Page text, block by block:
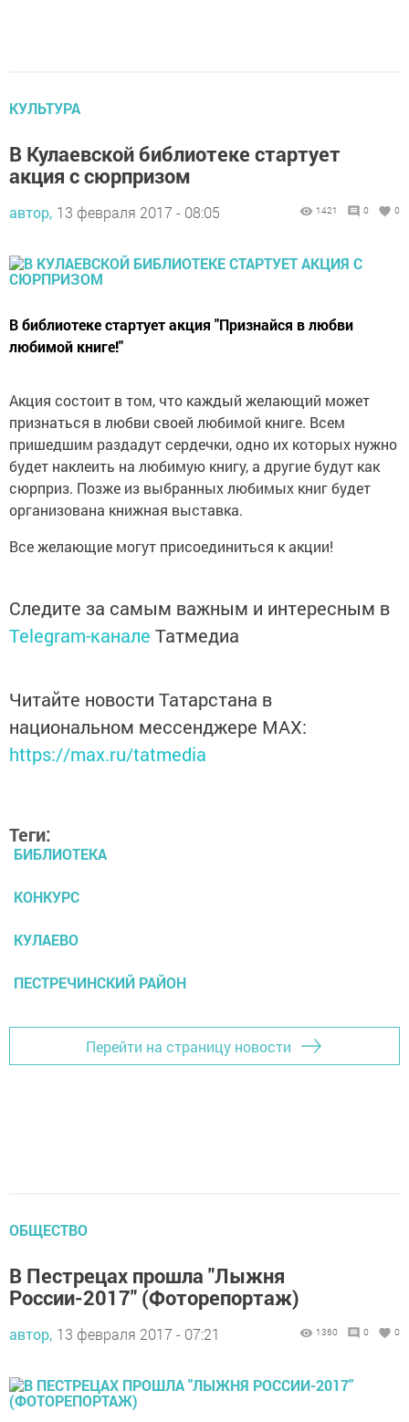
КУЛЬТУРА
В Кулаевской библиотеке стартует
акция с сюрпризом
автор, 13 февраля 2017 - 08:05 1421 0 0
В библиотеке стартует акция "Признайся в любви
любимой книге!"
Акция состоит в том, что каждый желающий может
признаться в любви своей любимой книге. Всем
пришедшим раздадут сердечки, одно их которых нужно
будет наклеить на любимую книгу, а другие будут как
сюрприз. Позже из выбранных любимых книг будет
организована книжная выставка.
Все желающие могут присоединиться к акции!
Следите за самым важным и интересным в
Telegram-канале Татмедиа
Читайте новости Татарстана в
национальном мессенджере MАХ:
https://max.ru/tatmedia
Теги:
БИБЛИОТЕКА
КОНКУРС
КУЛАЕВО
ПЕСТРЕЧИНСКИЙ РАЙОН
Перейти на страницу новости
ОБЩЕСТВО
В Пестрецах прошла "Лыжня
России-2017" (Фоторепортаж)
автор, 13 февраля 2017 - 07:21 1360 0 0